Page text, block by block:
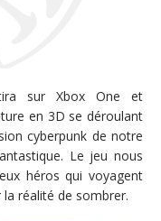
sur Xbox One et
en 3D se déroulant
cyberpunk de notre
Le jeu nous
héros qui voyagent
réalité de sombrer.